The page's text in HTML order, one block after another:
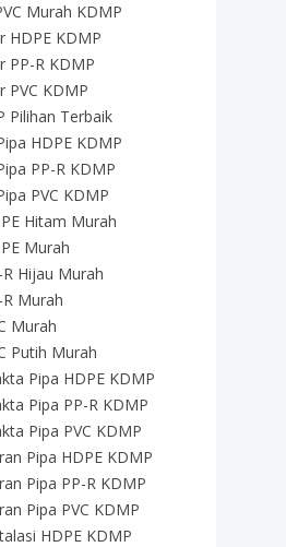
Murah KDMP
HDPE KDMP
PP-R KDMP
PVC KDMP
Pilihan Terbaik
HDPE KDMP
PP-R KDMP
PVC KDMP
Hitam Murah
Murah
R Hijau Murah
R Murah
Murah
Putih Murah
Pipa HDPE KDMP
Pipa PP-R KDMP
Pipa PVC KDMP
Pipa HDPE KDMP
Pipa PP-R KDMP
Pipa PVC KDMP
HDPE KDMP